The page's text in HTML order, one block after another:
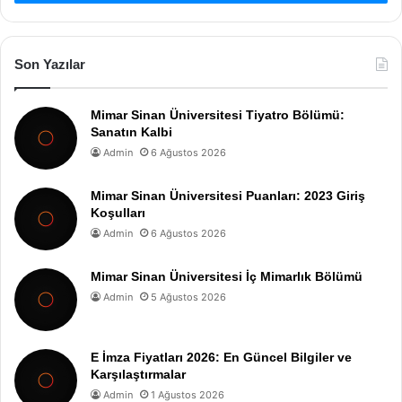
Son Yazılar
Mimar Sinan Üniversitesi Tiyatro Bölümü:
Sanatın Kalbi
Admin 6 Ağustos 2026
Mimar Sinan Üniversitesi Puanları: 2023 Giriş
Koşulları
Admin 6 Ağustos 2026
Mimar Sinan Üniversitesi İç Mimarlık Bölümü
Admin 5 Ağustos 2026
E İmza Fiyatları 2026: En Güncel Bilgiler ve
Karşılaştırmalar
Admin 1 Ağustos 2026